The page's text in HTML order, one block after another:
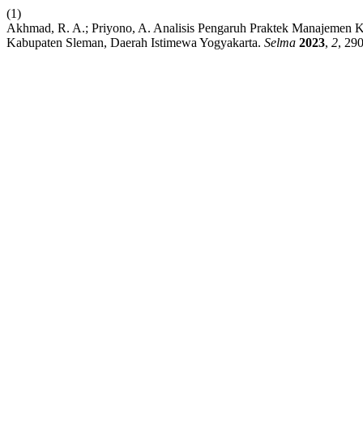
(1)
Akhmad, R. A.; Priyono, A. Analisis Pengaruh Praktek
Kabupaten Sleman, Daerah Istimewa Yogyakarta. Selma 2023, 2,